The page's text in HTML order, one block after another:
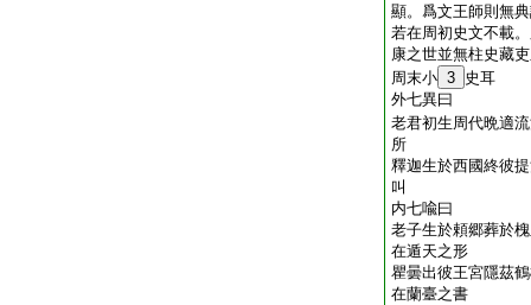
顯。爲文王師則無
若在周初史文不載
康之世並無柱史藏
周末小 3 史耳
外七異曰
老君初生周代晩適
所
釋迦生於西國終彼
叫
内七喩曰
老子生於頼郷葬於
在遁天之形
瞿曇出彼王宮隱茲
在蘭臺之書